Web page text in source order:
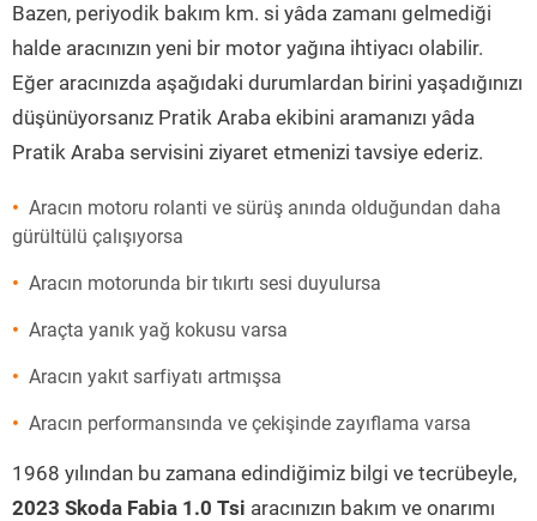
Bazen, periyodik bakım km. si yâda zamanı gelmediği
halde aracınızın yeni bir motor yağına ihtiyacı olabilir.
Eğer aracınızda aşağıdaki durumlardan birini yaşadığınızı
düşünüyorsanız Pratik Araba ekibini aramanızı yâda
Pratik Araba servisini ziyaret etmenizi tavsiye ederiz.
Aracın motoru rolanti ve sürüş anında olduğundan daha
gürültülü çalışıyorsa
Aracın motorunda bir tıkırtı sesi duyulursa
Araçta yanık yağ kokusu varsa
Aracın yakıt sarfiyatı artmışsa
Aracın performansında ve çekişinde zayıflama varsa
1968 yılından bu zamana edindiğimiz bilgi ve tecrübeyle,
2023 Skoda Fabia 1.0 Tsi aracınızın bakım ve onarımı